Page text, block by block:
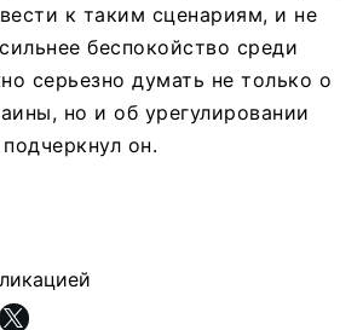
к таким сценариям, и не
беспокойство среди
серьезно думать не только о
но и об урегулировании
он.